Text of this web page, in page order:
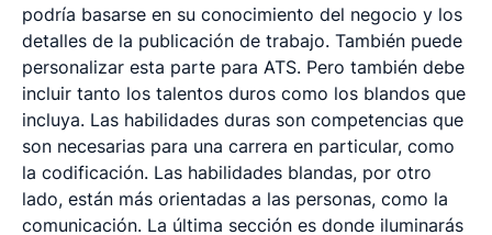
podría basarse en su conocimiento del negocio y los
detalles de la publicación de trabajo. También puede
personalizar esta parte para ATS. Pero también debe
incluir tanto los talentos duros como los blandos que
incluya. Las habilidades duras son competencias que
son necesarias para una carrera en particular, como
la codificación. Las habilidades blandas, por otro
lado, están más orientadas a las personas, como la
comunicación. La última sección es donde iluminarás